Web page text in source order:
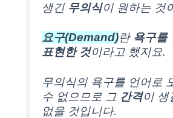
생긴 무의식이 원하는 것
요구(Demand)란 욕구를
표현한 것이라고 했지요.
무의식의 욕구를 언어로
수 없으므로 그 간격이 생
없을 것입니다.